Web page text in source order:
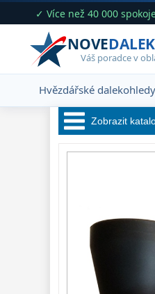
✓ Více než 40 000
NOVE
Váš poradce v
Hvězdářské dalekohledy
Zobrazit
Barlow čočky
Hledáčky
Příslušenství